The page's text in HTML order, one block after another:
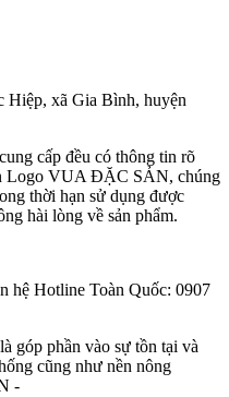
Hiệp, xã Gia Bình, huyện
cấp đều có thông tin rõ
Logo VUA ĐẶC SẢN, chúng
thời hạn sử dụng được
hài lòng về sản phẩm.
hệ Hotline Toàn Quốc: 0907
góp phần vào sự tồn tại và
cũng như nền nông
-